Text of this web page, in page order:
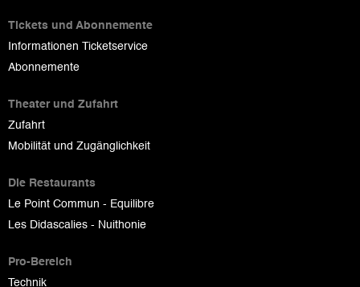
Tickets und Abonnemente
Informationen Ticketservice
Abonnemente
Theater und Zufahrt
Zufahrt
Mobilität und Zugänglichkeit
Die Restaurants
Le Point Commun - Equilibre
Les Didascalies - Nuithonie
Pro-Bereich
Technik